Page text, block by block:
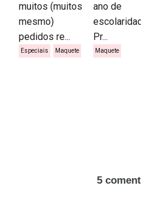
muitos (muitos
mesmo)
pedidos re...
Especiais Maquete
ano de
Pr...
Maquete
5